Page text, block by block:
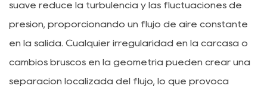
suave reduce la turbulencia y las fluctuaciones de
presión, proporcionando un flujo de aire constante
en la salida. Cualquier irregularidad en la carcasa o
cambios bruscos en la geometría pueden crear una
separación localizada del flujo, lo que provoca